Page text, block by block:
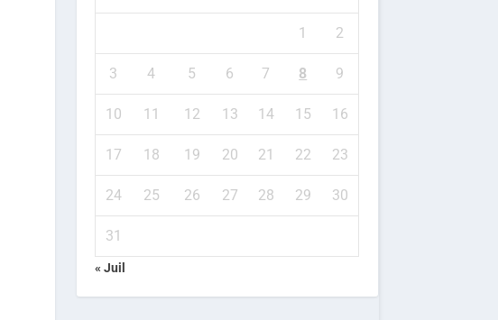
1 2
3 4 5 6 7 8 9
10 11 12 13 14 15 16
17 18 19 20 21 22 23
24 25 26 27 28 29 30
31
« Juil